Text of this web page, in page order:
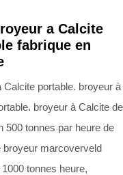
a Calcite
fabrique en
Calcite portable. broyeur à
broyeur à Calcite de
500 tonnes par heure de
broyeur marcoverveld
tonnes heure,